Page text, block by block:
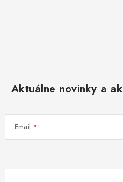
Aktuálne novinky a
Email